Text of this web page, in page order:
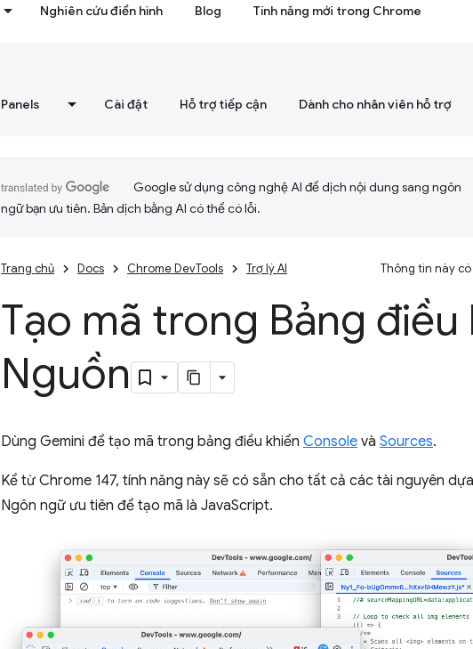
Nghiên cứu điển hình Blog Tính năng mới trong Chrome
Panels Cài đặt Hỗ trợ tiếp cận Dành cho nhân viên hỗ trợ
Google sử dụng công nghệ AI để dịch nội dung sang ngôn
ngữ bạn ưu tiên. Bản dịch bằng AI có thể có lỗi.
Trang chủ Docs Chrome DevTools Trợ lý AI Thông tin này
Tạo mã trong Bảng điều
Nguồn
Dùng Gemini để tạo mã trong bảng điều khiển Console và Sources.
Kể từ Chrome 147, tính năng này sẽ có sẵn cho tất cả các tài nguyên
Ngôn ngữ ưu tiên để tạo mã là JavaScript.